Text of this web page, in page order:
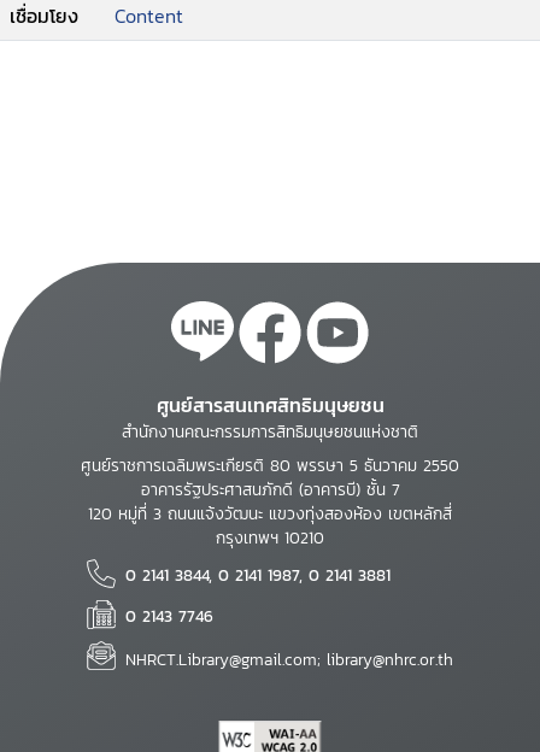
เชื่อมโยง
Content
ศูนย์สารสนเทศสิทธิมนุษยชน
สำนักงานคณะกรรมการสิทธิมนุษยชนแห่งชาติ
ศูนย์ราชการเฉลิมพระเกียรติ 80 พรรษา 5 ธันวาคม 2550
อาคารรัฐประศาสนภักดี (อาคารบี) ชั้น 7
120 หมู่ที่ 3 ถนนแจ้งวัฒนะ แขวงทุ่งสองห้อง เขตหลักสี่
กรุงเทพฯ 10210
0 2141 3844, 0 2141 1987, 0 2141 3881
0 2143 7746
NHRCT.Library@gmail.com; library@nhrc.or.th